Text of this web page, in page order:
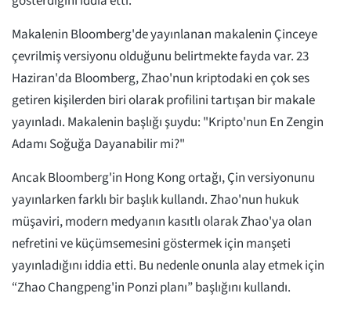
Makalenin Bloomberg'de yayınlanan makalenin Çinceye
çevrilmiş versiyonu olduğunu belirtmekte fayda var. 23
Haziran'da Bloomberg, Zhao'nun kriptodaki en çok ses
getiren kişilerden biri olarak profilini tartışan bir makale
yayınladı. Makalenin başlığı şuydu: "Kripto'nun En Zengin
Adamı Soğuğa Dayanabilir mi?"
Ancak Bloomberg'in Hong Kong ortağı, Çin versiyonunu
yayınlarken farklı bir başlık kullandı. Zhao'nun hukuk
müşaviri, modern medyanın kasıtlı olarak Zhao'ya olan
nefretini ve küçümsemesini göstermek için manşeti
yayınladığını iddia etti. Bu nedenle onunla alay etmek için
“Zhao Changpeng'in Ponzi planı” başlığını kullandı.